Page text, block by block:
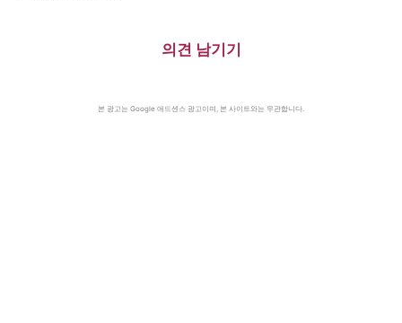
의견 남기기
본 광고는 Google 애드센스 광고이며, 본 사이트와는 무관합니다.